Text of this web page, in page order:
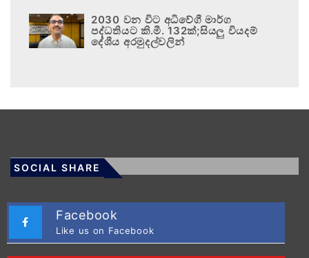
2030 වන විට අධිවේගී මාර්ග
පද්ධතියට කි.මී. 132ක්;සියලු වියදම්
දේශීය අරමුදල්වලින්
SOCIAL SHARE
Facebook
Like us on Facebook